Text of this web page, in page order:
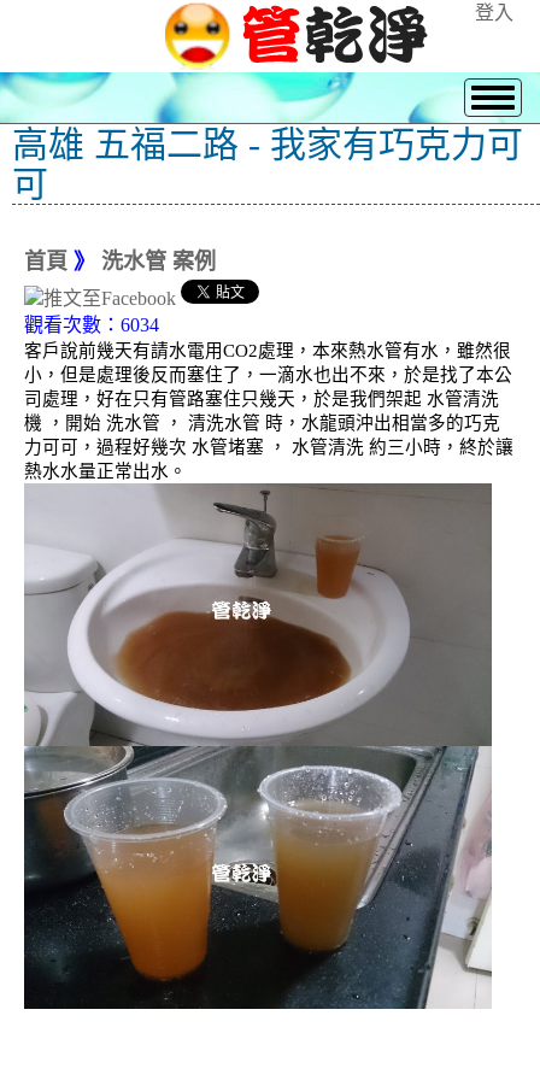
登入
高雄 五福二路 - 我家有巧克力可
可
首頁 》 洗水管 案例
觀看次數：6034
客戶說前幾天有請水電用CO2處理，本來熱水管有水，雖然很
小，但是處理後反而塞住了，一滴水也出不來，於是找了本公
司處理，好在只有管路塞住只幾天，於是我們架起 水管清洗
機 ，開始 洗水管 ， 清洗水管 時，水龍頭沖出相當多的巧克
力可可，過程好幾次 水管堵塞 ， 水管清洗 約三小時，終於讓
熱水水量正常出水。